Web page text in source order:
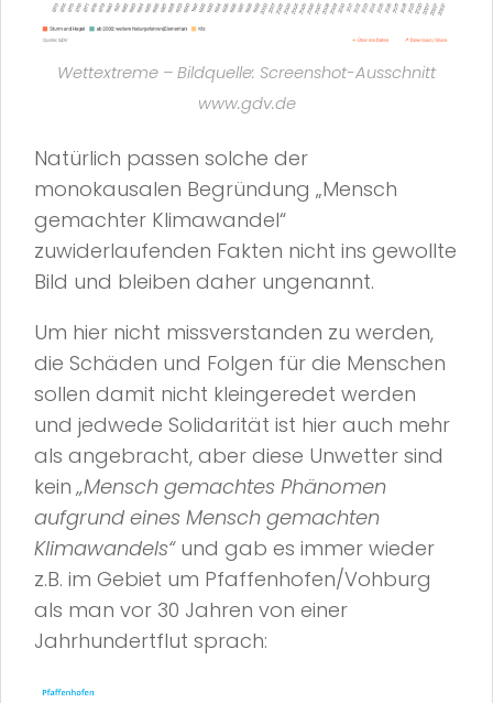
Wettextreme – Bildquelle: Screenshot-Ausschnitt
www.gdv.de
Natürlich passen solche der
monokausalen Begründung „Mensch
gemachter Klimawandel“
zuwiderlaufenden Fakten nicht ins gewollte
Bild und bleiben daher ungenannt.
Um hier nicht missverstanden zu werden,
die Schäden und Folgen für die Menschen
sollen damit nicht kleingeredet werden
und jedwede Solidarität ist hier auch mehr
als angebracht, aber diese Unwetter sind
kein „Mensch gemachtes Phänomen
aufgrund eines Mensch gemachten
Klimawandels“und gab es immer wieder
z.B. im Gebiet um Pfaffenhofen/Vohburg
als man vor 30 Jahren von einer
Jahrhundertflut sprach: